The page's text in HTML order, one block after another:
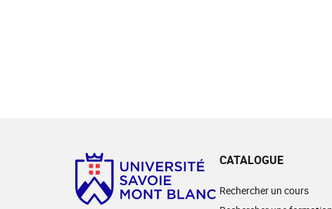
CATALOGUE
Rechercher un cours